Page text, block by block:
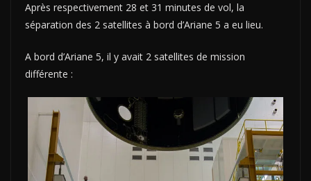
Après respectivement 28 et 31 minutes de vol, la
séparation des 2 satellites à bord d’Ariane 5 a eu lieu.
A bord d’Ariane 5, il y avait 2 satellites de mission
différente :